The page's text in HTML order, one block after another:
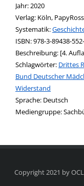
Jahr:2020
Verlag: Köln,
opens in new tab
Diesen Link in neuem
Systematik:Suche
Suche nach diesem
ISBN:978-3-89438-
Beschreibung: [4.
Schlagwörter: Drittes
Bund Deutscher
Widerstand
Suche nach dieser
Sprache: Deutsch
Mediengruppe:
Copyright 2021 by